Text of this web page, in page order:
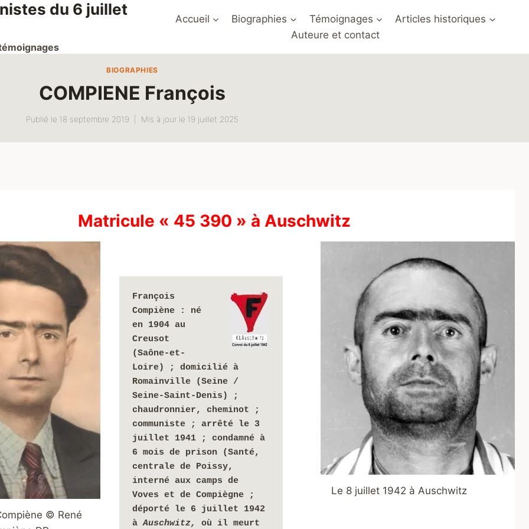
du 6 juillet
Accueil Biographies Témoignages
Articles historiques
Auteure et contact
BIOGRAPHIES
COMPIENE François
Publié le 18 septembre 2019 Mis à jour le 19 juillet 2025
Matricule « 45 390 » à Auschwitz
© René
Le 8 juillet 1942 à Auschwitz
François
Compiène
: né
en 1904 au
Creusot
(Saône-et-
Loire) ; domicilié à
Romainville (Seine /
Seine-Saint-Denis) ;
chaudronnier, cheminot ;
communiste ; arrêté le 3
juillet 1941 ; condamné à
6 mois de prison (Santé,
centrale de Poissy,
interné aux camps de
Voves et de Compiègne ;
déporté le 6 juillet 1942
à Auschwitz, où il meurt